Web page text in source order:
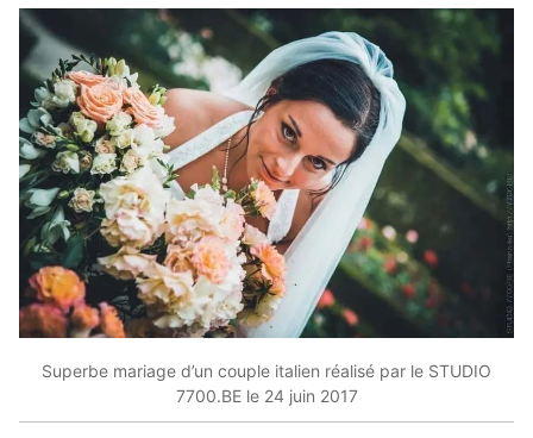
Superbe mariage d’un couple italien réalisé par le STUDIO
7700.BE le 24 juin 2017